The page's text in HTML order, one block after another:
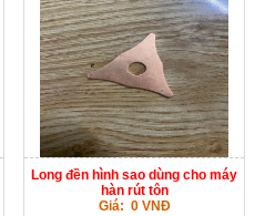
Long đền hình sao dùng cho máy
hàn rút tôn
Giá: 0 VNĐ